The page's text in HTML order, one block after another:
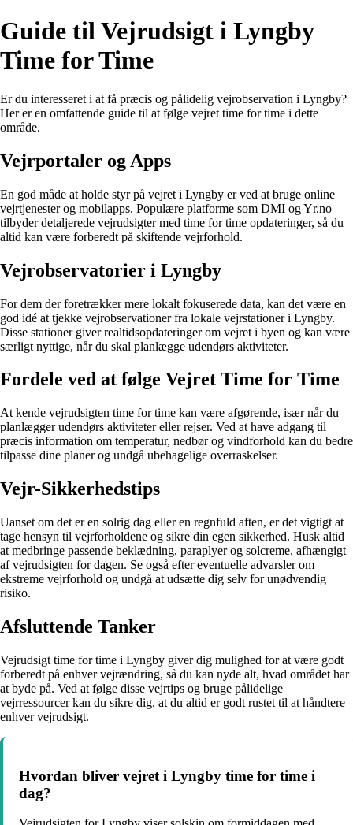
Guide til Vejrudsigt i Lyngby
Time for Time
Er du interesseret i at få præcis og pålidelig vejrobservation i Lyngby?
Her er en omfattende guide til at følge vejret time for time i dette
område.
Vejrportaler og Apps
En god måde at holde styr på vejret i Lyngby er ved at bruge online
vejrtjenester og mobilapps. Populære platforme som DMI og Yr.no
tilbyder detaljerede vejrudsigter med time for time opdateringer, så du
altid kan være forberedt på skiftende vejrforhold.
Vejrobservatorier i Lyngby
For dem der foretrækker mere lokalt fokuserede data, kan det være en
god idé at tjekke vejrobservationer fra lokale vejrstationer i Lyngby.
Disse stationer giver realtidsopdateringer om vejret i byen og kan være
særligt nyttige, når du skal planlægge udendørs aktiviteter.
Fordele ved at følge Vejret Time for Time
At kende vejrudsigten time for time kan være afgørende, især når du
planlægger udendørs aktiviteter eller rejser. Ved at have adgang til
præcis information om temperatur, nedbør og vindforhold kan du bedre
tilpasse dine planer og undgå ubehagelige overraskelser.
Vejr-Sikkerhedstips
Uanset om det er en solrig dag eller en regnfuld aften, er det vigtigt at
tage hensyn til vejrforholdene og sikre din egen sikkerhed. Husk altid
at medbringe passende beklædning, paraplyer og solcreme, afhængigt
af vejrudsigten for dagen. Se også efter eventuelle advarsler om
ekstreme vejrforhold og undgå at udsætte dig selv for unødvendig
risiko.
Afsluttende Tanker
Vejrudsigt time for time i Lyngby giver dig mulighed for at være godt
forberedt på enhver vejrændring, så du kan nyde alt, hvad området har
at byde på. Ved at følge disse vejrtips og bruge pålidelige
vejrressourcer kan du sikre dig, at du altid er godt rustet til at håndtere
enhver vejrudsigt.
Hvordan bliver vejret i Lyngby time for time i
dag?